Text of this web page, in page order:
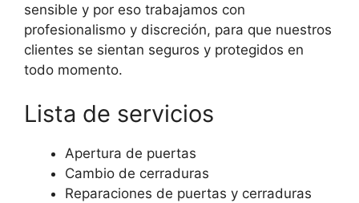
sensible y por eso trabajamos con
profesionalismo y discreción, para que nuestros
clientes se sientan seguros y protegidos en
todo momento.
Lista de servicios
Apertura de puertas
Cambio de cerraduras
Reparaciones de puertas y cerraduras